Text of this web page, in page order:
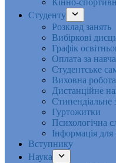
Кінно-
Студенту
Розклад занять
Вибіркові
Графік
Оплата за
Студентське
Виховна робота
Дистанційне
Стипендіальне
Гуртожитки
Психологічна
Інформація для
Вступнику
Наука